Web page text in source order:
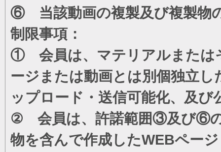
⑥ 当該動画の複製及び複製物
制限事項：
① 会員は、マテリアルまたは
ージまたは動画とは別個独立
ップロード・送信可能化、及
② 会員は、許諾範囲③及び⑥の
物を含んで作成したWEBペー